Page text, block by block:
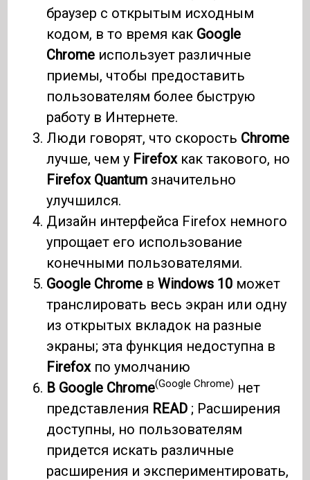
браузер с открытым исходным
кодом, в то время как Google
Chrome использует различные
приемы, чтобы предоставить
пользователям более быструю
работу в Интернете.
Люди говорят, что скорость Chrome
лучше, чем у Firefoxкак такового, но
Firefox Quantum значительно
улучшился.
Дизайн интерфейса Firefox немного
упрощает его использование
конечными пользователями.
Google Chrome вWindows 10 может
транслировать весь экран или одну
из открытых вкладок на разные
экраны; эта функция недоступна в
Firefoxпо умолчанию
В Google Chrome(Google Chrome) нет
представления READ ; Расширения
доступны, но пользователям
придется искать различные
расширения и экспериментировать,